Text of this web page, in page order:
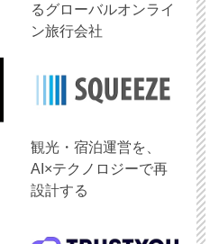
るグローバルオンライ
ン旅行会社
観光・宿泊運営を、
AI×テクノロジーで再
設計する